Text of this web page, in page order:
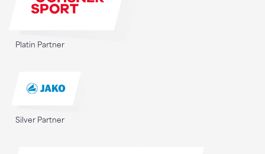
Platin Partner
Silver Partner